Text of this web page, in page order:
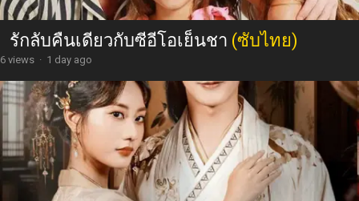
รักลับคืนเดียวกับซีอีโอเย็นชา (ซับไทย)
6 views · 1 day ago